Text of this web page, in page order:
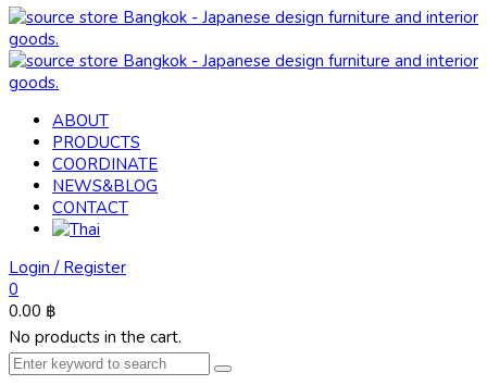
ABOUT
PRODUCTS
COORDINATE
NEWS&BLOG
CONTACT
Login / Register
0
0.00 ฿
No products in the cart.